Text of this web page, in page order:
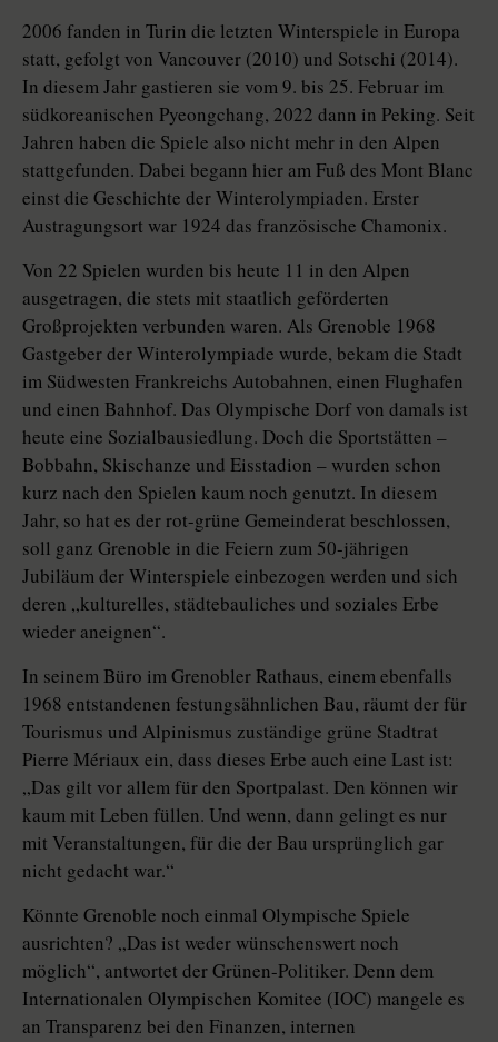
2006 fanden in Turin die letzten Winterspiele in Europa
statt, gefolgt von Vancouver (2010) und Sotschi (2014).
In diesem Jahr gastieren sie vom 9. bis 25. Februar im
südkoreanischen Pyeongchang, 2022 dann in Peking. Seit
Jahren haben die Spiele also nicht mehr in den Alpen
stattgefunden. Dabei begann hier am Fuß des Mont Blanc
einst die Geschichte der Winterolympiaden. Erster
Austragungsort war 1924 das französische Chamonix.
Von 22 Spielen wurden bis heute 11 in den Alpen
ausgetragen, die stets mit staatlich geförderten
Großprojekten verbunden waren. Als Grenoble 1968
Gastgeber der Winterolympiade wurde, bekam die Stadt
im Südwesten Frankreichs Autobahnen, einen Flughafen
und einen Bahnhof. Das Olympische Dorf von damals ist
heute eine Sozialbausiedlung. Doch die Sportstätten –
Bobbahn, Skischanze und Eisstadion – wurden schon
kurz nach den Spielen kaum noch genutzt. In diesem
Jahr, so hat es der rot-grüne Gemeinderat beschlossen,
soll ganz Grenoble in die Feiern zum 50-jährigen
Jubiläum der Winterspiele einbezogen werden und sich
deren „kulturelles, städtebauliches und soziales Erbe
wieder aneignen“.
In seinem Büro im Grenobler Rathaus, einem ebenfalls
1968 entstandenen festungsähnlichen Bau, räumt der für
Tourismus und Alpinismus zuständige grüne Stadtrat
Pierre Mériaux ein, dass dieses Erbe auch eine Last ist:
„Das gilt vor allem für den Sportpalast. Den können wir
kaum mit Leben füllen. Und wenn, dann gelingt es nur
mit Veranstaltungen, für die der Bau ursprünglich gar
nicht gedacht war.“
Könnte Grenoble noch einmal Olympische Spiele
ausrichten? „Das ist weder wünschenswert noch
möglich“, antwortet der Grünen-Politiker. Denn dem
Internationalen Olympischen Komitee (IOC) mangele es
an Transparenz bei den Finanzen, internen